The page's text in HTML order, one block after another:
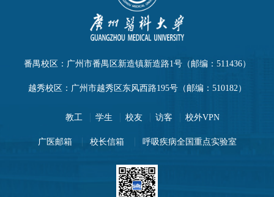
番禺校区：广州市番禺区新造镇新造路1号（邮编：511436）
越秀校区：广州市越秀区东风西路195号（邮编：510182）
教工 学生 校友 访客 校外VPN
广医邮箱 校长信箱 呼吸疾病全国重点实验室